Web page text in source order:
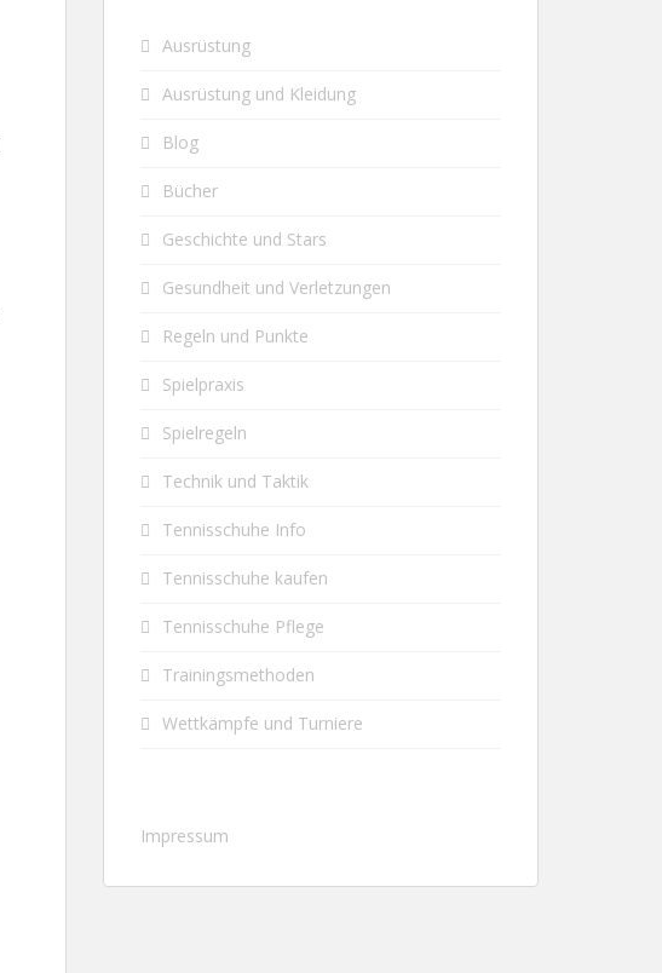
Ausrüstung
Ausrüstung und Kleidung
Blog
Bücher
Geschichte und Stars
Gesundheit und Verletzungen
Regeln und Punkte
Spielpraxis
Spielregeln
Technik und Taktik
Tennisschuhe Info
Tennisschuhe kaufen
Tennisschuhe Pflege
Trainingsmethoden
Wettkämpfe und Turniere
Impressum